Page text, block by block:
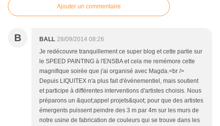
Ajouter un commentaire
B BALL 28/09/2014 08:26
Je redécouvre tranquillement ce super blog et cette partie sur
le SPEED PAINTING à l'ENSBA et cela me remémore cette
magnifique soirée que j'ai organisé avec Magda.<br />
Depuis LIQUITEX n'a plus fait d'événementiel, mais soutient
et participe à différentes interventions d'artistes choisis. Nous
préparons un &quot;appel projets&quot; pour que des artistes
émergents puissent peindre des 3 m par 4m sur les murs de
notre usine de fabrication de couleurs qui se trouve dans les